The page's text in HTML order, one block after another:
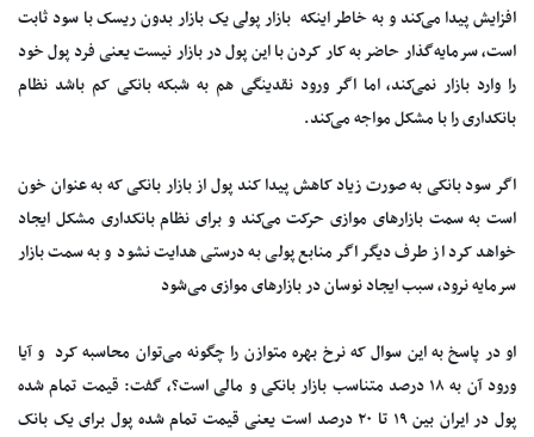
افزایش پیدا می‌کند و به خاطر اینکه بازار پولی یک بازار بدون ریسک با سود ثابت
است، سرمایه‌گذار حاضر به کار کردن با این پول در بازار نیست یعنی فرد پول خود
را وارد بازار نمی‌کند، اما اگر ورود نقدینگی هم به شبکه بانکی کم باشد نظام
بانکداری را با مشکل مواجه می‌کند.
اگر سود بانکی به صورت زیاد کاهش پیدا کند پول از بازار بانکی که به عنوان خون
است به سمت بازارهای موازی حرکت می‌کند و برای نظام بانکداری مشکل ایجاد
خواهد کرد از طرف دیگر اگر منابع پولی به درستی هدایت نشود و به سمت بازار
سرمایه نرود، سبب ایجاد نوسان در بازارهای موازی می‌شود
او در پاسخ به این سوال که نرخ بهره متوازن را چگونه می‌توان محاسبه کرد و آیا
ورود آن به ۱۸ درصد متناسب بازار بانکی و مالی است؟، گفت: قیمت تمام شده
پول در ایران بین ۱۹ تا ۲۰ درصد است یعنی قیمت تمام شده پول برای یک بانک